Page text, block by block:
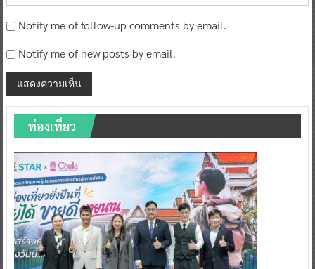
Notify me of follow-up comments by email.
Notify me of new posts by email.
ท่องเที่ยว